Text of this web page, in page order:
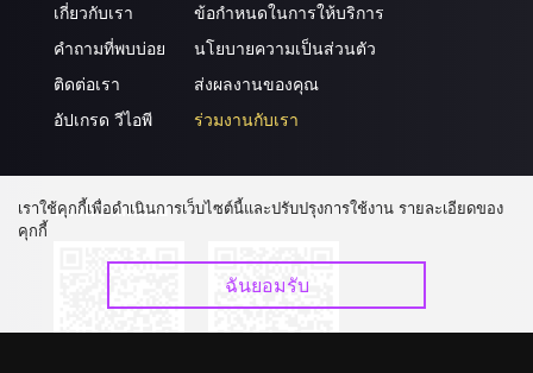
เกี่ยวกับเรา
คำถามที่พบบ่อย
ติดต่อเรา
อัปเกรด วีไอพี
ข้อกำหนดในการให้บริการ
นโยบายความเป็นส่วนตัว
ส่งผลงานของคุณ
ร่วมงานกับเรา
ดาวน์โหลดแอป
เราใช้คุกกี้เพื่อดำเนินการเว็บไซต์นี้และปรับปรุงการใช้งาน รายละเอียดของ
คุกกี้
ฉันยอมรับ